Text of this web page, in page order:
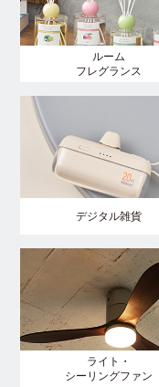
ルーム
フレグランス
デジタル雑貨
ライト・
シーリングファン